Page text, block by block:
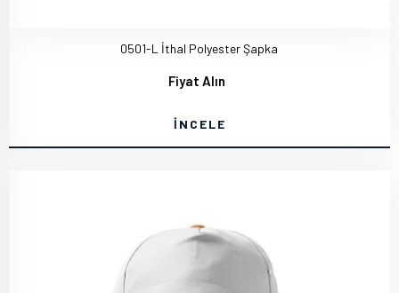
0501-L İthal Polyester Şapka
Fiyat Alın
İNCELE